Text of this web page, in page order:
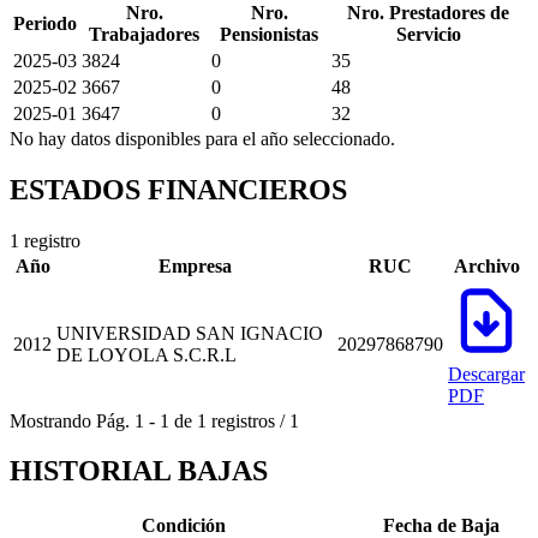
Periodo
Nro.
Trabajadores
Nro.
Pensionistas
Nro. Prestadores de
Servicio
2025-03 3824 0
35
2025-02 3667 0
48
2025-01 3647 0
32
No hay datos disponibles para el año seleccionado.
ESTADOS FINANCIEROS
1 registro
Año
Empresa RUC Archivo
2012
UNIVERSIDAD SAN IGNACIO
DE LOYOLA S.C.R.L
20297868790
Descargar
PDF
Mostrando Pág. 1 - 1 de 1 registros / 1
HISTORIAL BAJAS
Condición
Fecha de Baja